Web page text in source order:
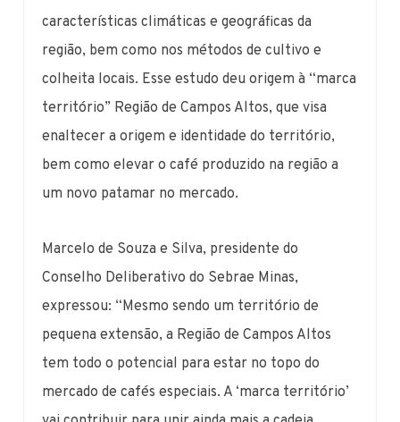
características climáticas e geográficas da
região, bem como nos métodos de cultivo e
colheita locais. Esse estudo deu origem à “marca
território” Região de Campos Altos, que visa
enaltecer a origem e identidade do território,
bem como elevar o café produzido na região a
um novo patamar no mercado.
Marcelo de Souza e Silva, presidente do
Conselho Deliberativo do Sebrae Minas,
expressou: “Mesmo sendo um território de
pequena extensão, a Região de Campos Altos
tem todo o potencial para estar no topo do
mercado de cafés especiais. A ‘marca território’